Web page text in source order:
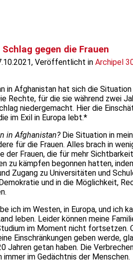
Schlag gegen die Frauen
Veröffentlicht in Archipel
in Afghanistan hat sich die Situation
Rechte, für die sie während zwei
niedergemacht. Hier die
im Exil in Europa lebt.*
in Afghanistan?Die Situation in
für die Frauen. Alles brach in
der Frauen, die für mehr
zu kämpfen begonnen hatten,
Zugang zu Universitäten und
und in die Möglichkeit,
ich im Westen, in Europa, und ich
leben. Leider können meine
im Moment nicht fortsetzen.
Einschränkungen geben werde,
Jahren getan haben. Die
im Gedächtnis der Menschen.